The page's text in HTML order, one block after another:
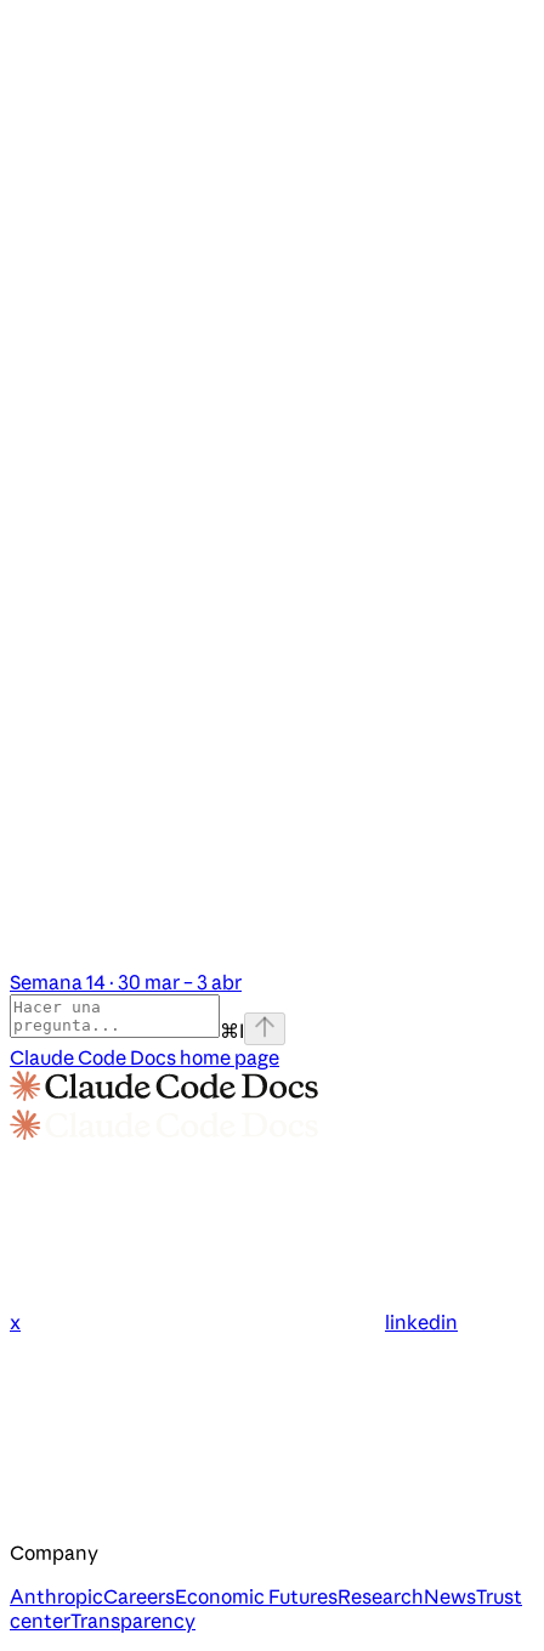
Semana 14 · 30 mar – 3 abr
⌘I
Claude Code Docs home page
x linkedin
Company
AnthropicCareersEconomic FuturesResearchNewsTrust
centerTransparency